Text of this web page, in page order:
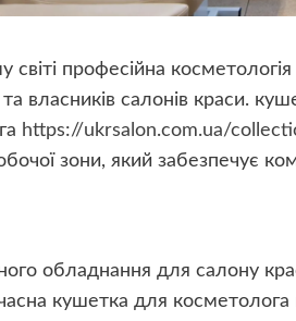
світі професійна
та власників салонів краси.
https://ukrsalon.com.ua/
зони, який забезпечує
обладнання для салону
кушетка для